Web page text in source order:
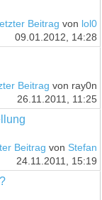
Beitrag von lol0
09.01.2012, 14:28
Beitrag von ray0n
26.11.2011, 11:25
Beitrag von Stefan
24.11.2011, 15:19